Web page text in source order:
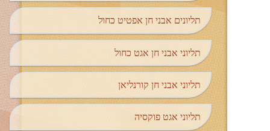
תליונים אבני חן אפטיט כחול
תליוני אבני חן אגט כחול
תליוני אבני חן קורנליאן
תליוני אגט פוקסיה